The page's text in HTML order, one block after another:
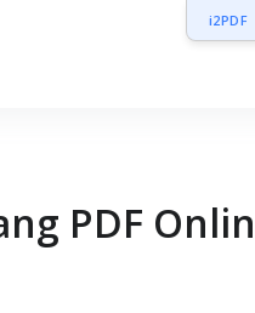
i2PDF
PDF